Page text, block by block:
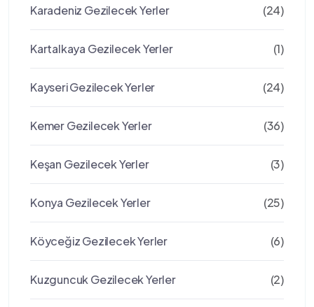
Karadeniz Gezilecek Yerler (24)
Kartalkaya Gezilecek Yerler (1)
Kayseri Gezilecek Yerler (24)
Kemer Gezilecek Yerler (36)
Keşan Gezilecek Yerler (3)
Konya Gezilecek Yerler (25)
Köyceğiz Gezilecek Yerler (6)
Kuzguncuk Gezilecek Yerler (2)